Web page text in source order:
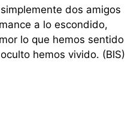
dos amigos
a lo escondido,
lo que hemos sentido
hemos vivido. (BIS)